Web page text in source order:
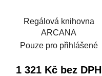
Regálová knihovna
ARCANA
Pouze pro přihlášené
1 321 Kč bez DPH